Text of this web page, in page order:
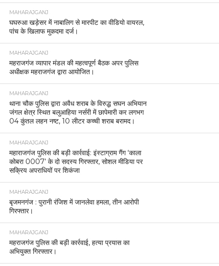
MAHARAJGANJ
घघरुआ खड़ेसर में नाबालिग से मारपीट का वीडियो वायरल,
पांच के खिलाफ मुकदमा दर्ज।
MAHARAJGANJ
महराजगंज व्यापार मंडल की महत्वपूर्ण बैठक अपर पुलिस
अधीक्षक महराजगंज द्वारा आयोजित।
MAHARAJGANJ
थाना चौक पुलिस द्वारा अवैध शराब के विरुद्ध सघन अभियान
जंगल क्षेत्र स्थित बलुआहिया नर्सरी में छापेमारी कर लगभग
04 कुंतल लहन नष्ट, 10 लीटर कच्ची शराब बरामद।
MAHARAJGANJ
महाराजगंज पुलिस की बड़ी कार्रवाई: इंस्टाग्राम गैंग ‘काला
कोबरा 0007’ के दो सदस्य गिरफ्तार, सोशल मीडिया पर
सक्रिय अपराधियों पर शिकंजा
MAHARAJGANJ
बृजमनगंज : पुरानी रंजिश में जानलेवा हमला, तीन आरोपी
गिरफ्तार।
MAHARAJGANJ
महराजगंज पुलिस की बड़ी कार्रवाई, हत्या प्रयास का
अभियुक्त गिरफ्तार।